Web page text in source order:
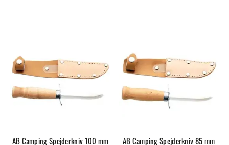
AB Camping Spejderkniv 100 mm AB Camping Spejderkniv 85 mm